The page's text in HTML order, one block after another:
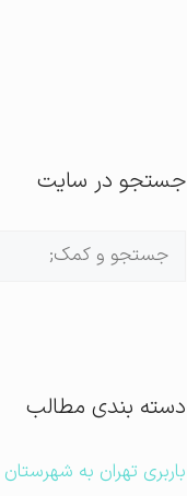
جستجو در سایت
جستجوی
دسته بندی مطالب
باربری تهران به شهرستان